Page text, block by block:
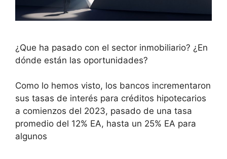
¿Que ha pasado con el sector inmobiliario? ¿En
dónde están las oportunidades?
Como lo hemos visto, los bancos incrementaron
sus tasas de interés para créditos hipotecarios
a comienzos del 2023, pasado de una tasa
promedio del 12% EA, hasta un 25% EA para
algunos